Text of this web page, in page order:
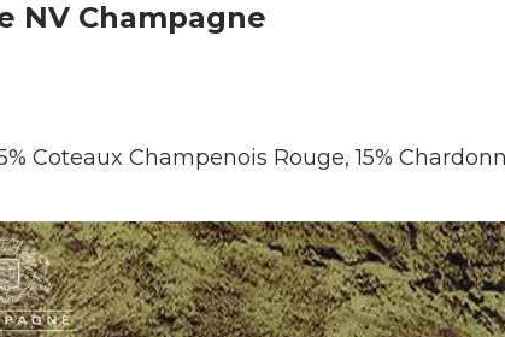
NV Champagne
Coteaux Champenois Rouge, 15%